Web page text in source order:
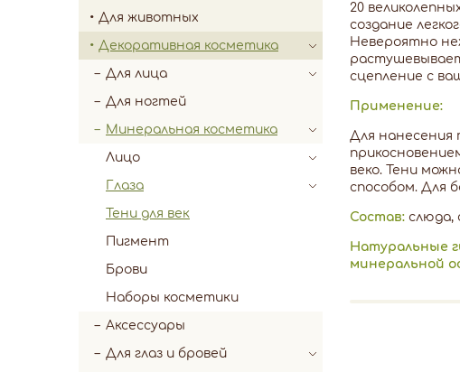
Для животных
Декоративная косметика
Для лица
Для ногтей
Минеральная косметика
Лицо
Глаза
Тени для век
Пигмент
Брови
Наборы косметики
Аксессуары
Для глаз и бровей
20
создание
Невероятно
сцепление с
Применение:
Для нанесения
веко. Тени
способом. Для
Состав: слюда,
Натуральные
минеральной